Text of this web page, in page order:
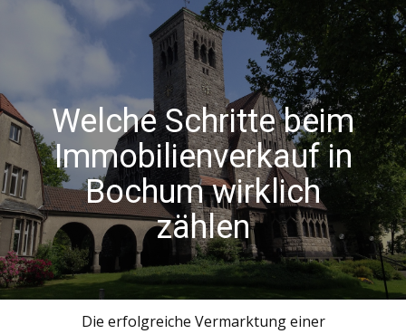
Welche Schritte beim
Immobilienverkauf in
Bochum wirklich
zählen
Die erfolgreiche Vermarktung einer